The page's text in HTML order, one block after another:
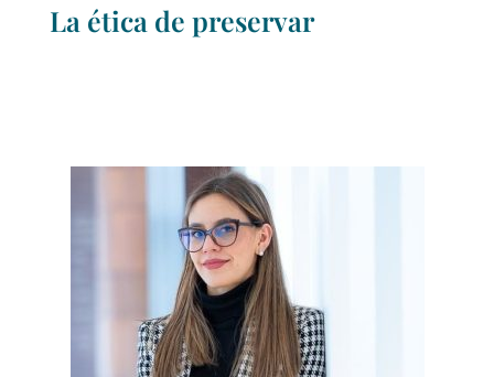
La ética de preservar